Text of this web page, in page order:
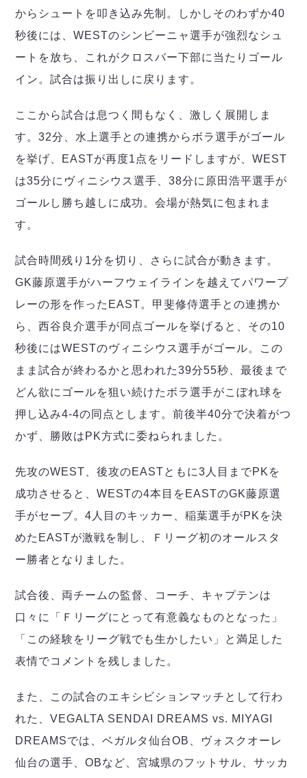
からシュートを叩き込み先制。しかしそのわずか40
秒後には、WESTのシンビーニャ選手が強烈なシュ
ートを放ち、これがクロスバー下部に当たりゴール
イン。試合は振り出しに戻ります。
ここから試合は息つく間もなく、激しく展開しま
す。32分、水上選手との連携からボラ選手がゴール
を挙げ、EASTが再度1点をリードしますが、WEST
は35分にヴィニシウス選手、38分に原田浩平選手が
ゴールし勝ち越しに成功。会場が熱気に包まれま
す。
試合時間残り1分を切り、さらに試合が動きます。
GK藤原選手がハーフウェイラインを越えてパワープ
レーの形を作ったEAST。甲斐修侍選手との連携か
ら、西谷良介選手が同点ゴールを挙げると、その10
秒後にはWESTのヴィニシウス選手がゴール。この
まま試合が終わるかと思われた39分55秒、最後まで
どん欲にゴールを狙い続けたボラ選手がこぼれ球を
押し込み4-4の同点とします。前後半40分で決着がつ
かず、勝敗はPK方式に委ねられました。
先攻のWEST、後攻のEASTともに3人目までPKを
成功させると、WESTの4本目をEASTのGK藤原選
手がセーブ。4人目のキッカー、稲葉選手がPKを決
めたEASTが激戦を制し、Ｆリーグ初のオールスタ
ー勝者となりました。
試合後、両チームの監督、コーチ、キャプテンは
口々に「Ｆリーグにとって有意義なものとなった」
「この経験をリーグ戦でも生かしたい」と満足した
表情でコメントを残しました。
また、この試合のエキシビションマッチとして行わ
れた、VEGALTA SENDAI DREAMS vs. MIYAGI
DREAMSでは、ベガルタ仙台OB、ヴォスクオーレ
仙台の選手、OBなど、宮城県のフットサル、サッカ